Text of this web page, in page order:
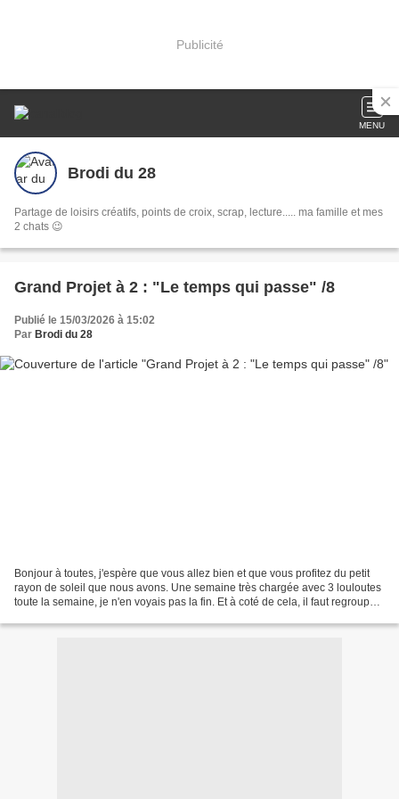
Publicité
MENU
Brodi du 28
Partage de loisirs créatifs, points de croix, scrap, lecture..... ma famille et mes
2 chats 😉
Grand Projet à 2 : "Le temps qui passe" /8
Publié le 15/03/2026 à 15:02
Par Brodi du 28
Bonjour à toutes, j'espère que vous allez bien et que vous profitez du petit
rayon de soleil que nous avons. Une semaine très chargée avec 3 louloutes
toute la semaine, je n'en voyais pas la fin. Et à coté de cela, il faut regrouper